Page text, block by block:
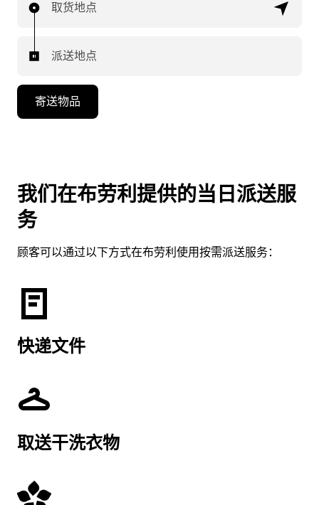
取货地点
派送地点
寄送物品
我们在布劳利提供的当日派送服
务
顾客可以通过以下方式在布劳利使用按需派送服务：
快递文件
取送干洗衣物